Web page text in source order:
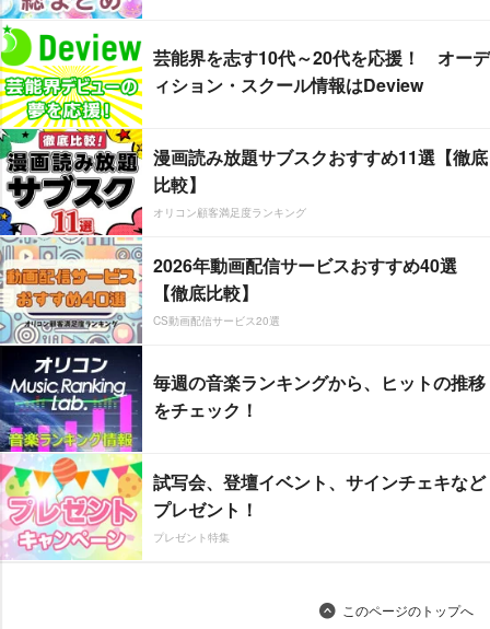
芸能界を志す10代～20代を応援！ オーデ
ィション・スクール情報はDeview
漫画読み放題サブスクおすすめ11選【徹底
比較】
オリコン顧客満足度ランキング
2026年動画配信サービスおすすめ40選
【徹底比較】
CS動画配信サービス20選
毎週の音楽ランキングから、ヒットの推移
をチェック！
試写会、登壇イベント、サインチェキなど
プレゼント！
プレゼント特集
このページのトップへ